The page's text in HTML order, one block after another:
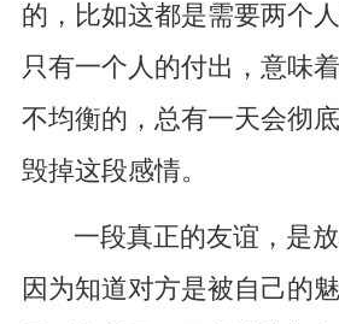
的，比如这都是需要两个
只有一个人的付出，意味
不均衡的，总有一天会彻
毁掉这段感情。
一段真正的友谊，是
因为知道对方是被自己的